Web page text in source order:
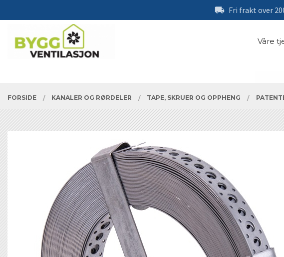
til
Fri frakt over
PRODUKTER
Våre
FORSIDE KANALER OG RØRDELER TAPE, SKRUER OG OPPHENG